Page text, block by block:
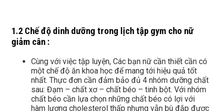
1.2 Chế độ dinh dưỡng trong lịch tập gym cho nữ
giảm cân :
Cùng với việc tập luyện, Các bạn nữ cần thiết cần có
một chế độ ăn khoa học để mang tới hiệu quả tốt
nhất. Thực đơn cần đảm bảo đủ 4 nhóm dưỡng chất
sau: Đạm – chất xơ – chất béo – tinh bột. Với nhóm
chất béo cần lựa chọn những chất béo có lợi với
hàm lượng cholesterol thấp nhưng vẫn bù đắp được